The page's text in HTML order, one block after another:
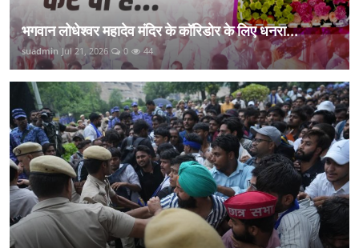
भगवान लोधेश्वर महादेव मंदिर के कॉरिडोर के लिए धनरा...
suadmin Jul 21, 2026 0 44